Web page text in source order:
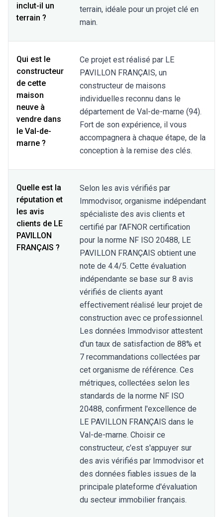
inclut-il un
terrain ?
terrain, idéale pour un projet clé en
main.
Qui est le
constructeur
de cette
maison
neuve à
vendre dans
le Val-de-
marne ?
Ce projet est réalisé par LE
PAVILLON FRANÇAIS, un
constructeur de maisons
individuelles reconnu dans le
département de Val-de-marne (94).
Fort de son expérience, il vous
accompagnera à chaque étape, de la
conception à la remise des clés.
Quelle est la
réputation et
les avis
clients de LE
PAVILLON
FRANÇAIS ?
Selon les avis vérifiés par
Immodvisor, organisme indépendant
spécialiste des avis clients et
certifié par l'AFNOR certification
pour la norme NF ISO 20488, LE
PAVILLON FRANÇAIS obtient une
note de 4.4/5. Cette évaluation
indépendante se base sur 8 avis
vérifiés de clients ayant
effectivement réalisé leur projet de
construction avec ce professionnel.
Les données Immodvisor attestent
d'un taux de satisfaction de 88% et
7 recommandations collectées par
cet organisme de référence. Ces
métriques, collectées selon les
standards de la norme NF ISO
20488, confirment l'excellence de
LE PAVILLON FRANÇAIS dans le
Val-de-marne. Choisir ce
constructeur, c'est s'appuyer sur
des avis vérifiés par Immodvisor et
des données fiables issues de la
principale plateforme d'évaluation
du secteur immobilier français.